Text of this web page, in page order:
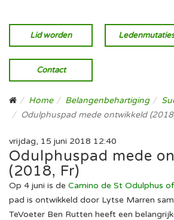
Lid worden Ledenmutaties
Contact
Home Belangenbehartiging
Odulphuspad mede ontwikkeld
vrijdag, 15 juni 2018 12:40
Odulphuspad mede
(2018, Fr)
Op 4 juni is de Camino de St Odulphus
pad is ontwikkeld door Lytse Marren
TeVoeter Ben Rutten heeft een